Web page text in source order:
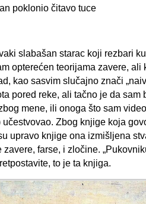
poklonio čitavo tuce
slabašan starac koji rezbari
opterećen teorijama zavere, ali
kao sasvim slučajno znači
pored reke, ali tačno je da sam
mene, ili onoga što sam
Zbog knjige koja
upravo knjige ona izmišljena
farse, i zločine.
to je ta knjiga.